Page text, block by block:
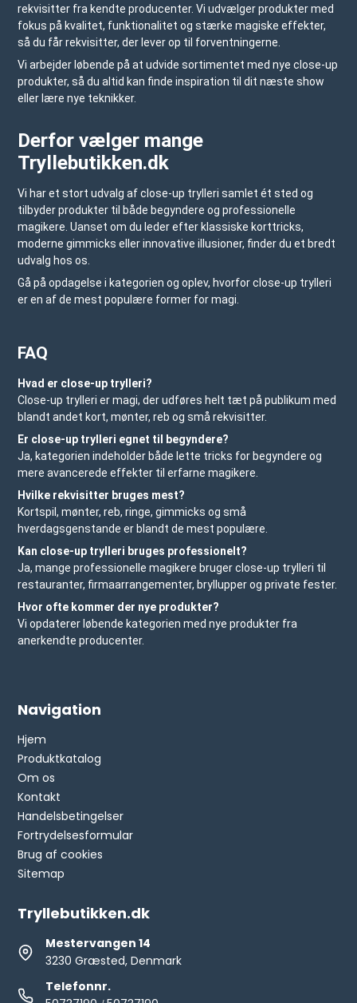
rekvisitter fra kendte producenter. Vi udvælger produkter med
fokus på kvalitet, funktionalitet og stærke magiske effekter,
så du får rekvisitter, der lever op til forventningerne.
Vi arbejder løbende på at udvide sortimentet med nye close-up
produkter, så du altid kan finde inspiration til dit næste show
eller lære nye teknikker.
Derfor vælger mange
Tryllebutikken.dk
Vi har et stort udvalg af close-up trylleri samlet ét sted og
tilbyder produkter til både begyndere og professionelle
magikere. Uanset om du leder efter klassiske korttricks,
moderne gimmicks eller innovative illusioner, finder du et bredt
udvalg hos os.
Gå på opdagelse i kategorien og oplev, hvorfor close-up trylleri
er en af de mest populære former for magi.
FAQ
Hvad er close-up trylleri?
Close-up trylleri er magi, der udføres helt tæt på publikum med
blandt andet kort, mønter, reb og små rekvisitter.
Er close-up trylleri egnet til begyndere?
Ja, kategorien indeholder både lette tricks for begyndere og
mere avancerede effekter til erfarne magikere.
Hvilke rekvisitter bruges mest?
Kortspil, mønter, reb, ringe, gimmicks og små
hverdagsgenstande er blandt de mest populære.
Kan close-up trylleri bruges professionelt?
Ja, mange professionelle magikere bruger close-up trylleri til
restauranter, firmaarrangementer, bryllupper og private fester.
Hvor ofte kommer der nye produkter?
Vi opdaterer løbende kategorien med nye produkter fra
anerkendte producenter.
Navigation
Hjem
Produktkatalog
Om os
Kontakt
Handelsbetingelser
Fortrydelsesformular
Brug af cookies
Sitemap
Tryllebutikken.dk
Mestervangen 14
3230 Græsted, Denmark
Telefonnr.